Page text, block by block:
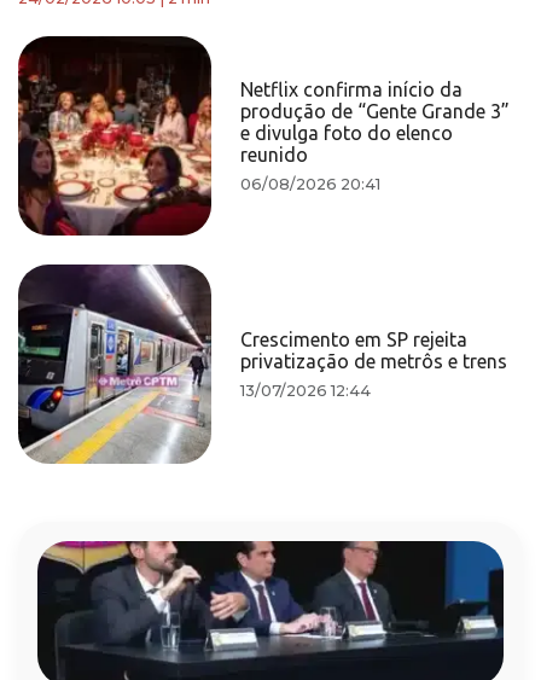
Netflix confirma início da
produção de “Gente Grande 3”
e divulga foto do elenco
reunido
06/08/2026 20:41
Crescimento em SP rejeita
privatização de metrôs e trens
13/07/2026 12:44